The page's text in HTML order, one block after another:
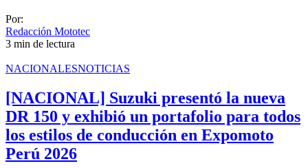
Por:
Redacción Mototec
3 min de lectura
NACIONALESNOTICIAS
[NACIONAL] Suzuki presentó la nueva
DR 150 y exhibió un portafolio para todos
los estilos de conducción en Expomoto
Perú 2026